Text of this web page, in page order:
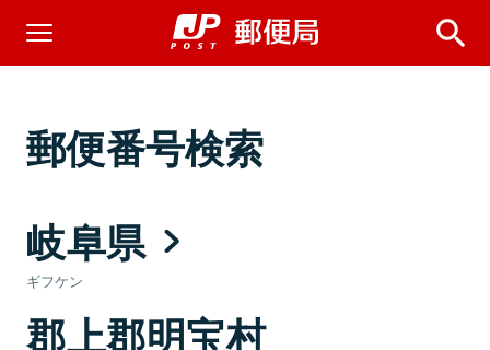
郵便番号検索
岐阜県
ギフケン
郡上郡明宝村